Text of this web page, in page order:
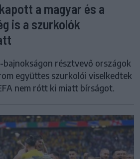
a magyar és a
is a szurkolók
résztvevő országok
együttes szurkolói viselkedtek
nem rótt ki miatt bírságot.